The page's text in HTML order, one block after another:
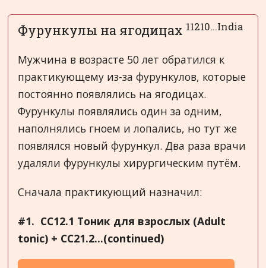
Фурункулы на ягодицах 11210...India
Мужчина в возрасте 50 лет обратился к
практикующему из-за фурункулов, которые
постоянно появлялись на ягодицах.
Фурункулы появлялись один за одним,
наполнялись гноем и лопались, но тут же
появлялся новый фурункул. Два раза врачи
удаляли фурункулы хирургическим путём.
Сначала практикующий назначил:
#1. CC12.1 Тоник для взрослых (Adult
tonic) + CC21.2...(continued)